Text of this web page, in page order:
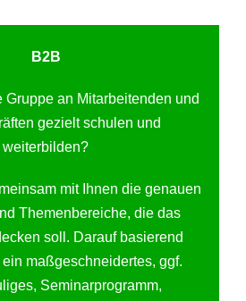
B2B
Gruppe an Mitarbeitenden und
gezielt schulen und
weiterbilden?
mit Ihnen die genauen
Themenbereiche, die das
soll. Darauf basierend
maßgeschneidertes, ggf.
Seminarprogramm,